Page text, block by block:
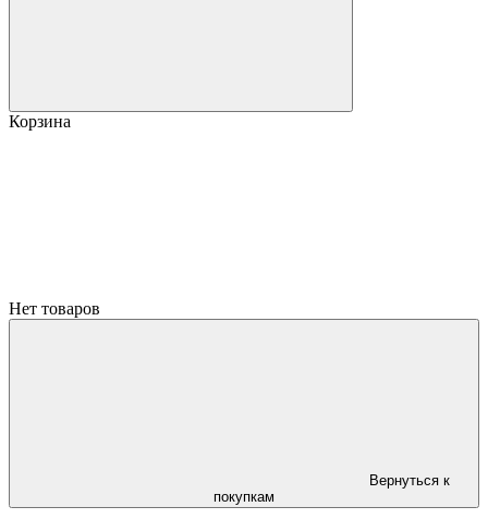
Корзина
Нет товаров
Вернуться к
покупкам